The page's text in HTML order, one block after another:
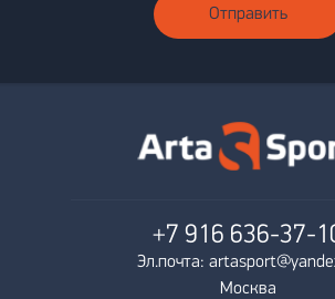
Отправить
+7 916 636-37-
Эл.почта:
Москва